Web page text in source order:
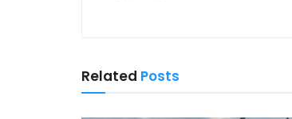
Related Posts